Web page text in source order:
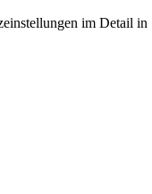
im Detail in